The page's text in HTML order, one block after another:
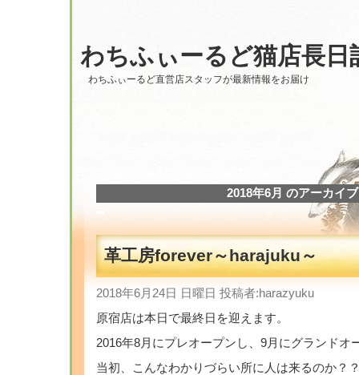
わちふぃーるど猫店長日
わちふぃーるど直営店スタッフが最新情報をお届け
2018年6月 のアーカイブ
革工房forever～harajuku～
2018年6月24日 日曜日 投稿者:harazyuku
原宿店は本日で最終日を迎えます。
2016年8月にプレオープンし、9月にグランドオ
当初、こんなわかりづらい所に人は来るのか？